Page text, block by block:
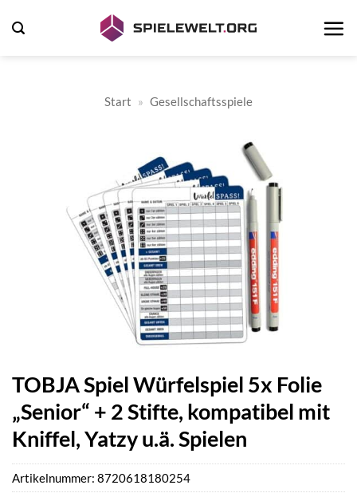
Inhalt
Start » Gesellschaftsspiele
TOBJA Spiel Würfelspiel 5x Folie
„Senior“ + 2 Stifte, kompatibel mit
Kniffel, Yatzy u.ä. Spielen
Artikelnummer: 8720618180254